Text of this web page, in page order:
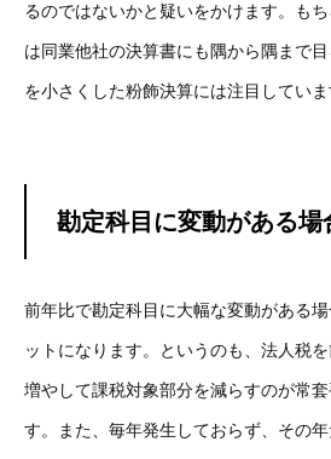
るのではないかと疑いをかけます。も
は同業他社の決算書にも隅から隅まで
を小さくした粉飾決算には注目していま
勘定科目に変動がある場
前年比で勘定科目に大幅な変動がある
ットになります。というのも、法人税
増やして課税対象部分を減らすのが常
す。また、毎年発生しておらず、その